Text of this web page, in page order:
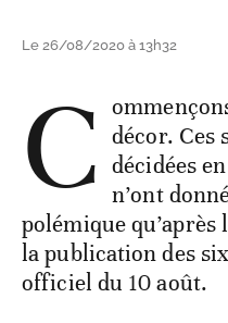
Le 26/08/2020 à 13h32
C décor. Ces
décidées
n’ont
polémique
la publication des
officiel du 10 août.